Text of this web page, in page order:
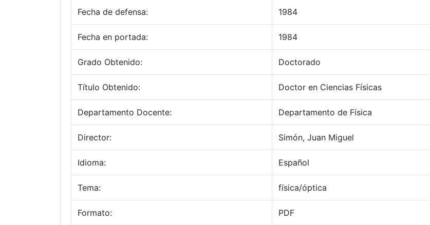
Fecha de defensa: 1984
Fecha en portada: 1984
Grado Obtenido: Doctorado
Título Obtenido: Doctor en Ciencias Físicas
Departamento Docente: Departamento de Física
Director: Simón, Juan Miguel
Idioma: Español
Tema: física/óptica
Formato: PDF